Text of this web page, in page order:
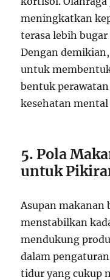
meningkatkan
terasa lebih
Dengan
untuk
bentuk
kesehatan mental
5. Pola
untuk
Asupan makanan
menstabilkan
mendukung
dalam
tidur yang cukup